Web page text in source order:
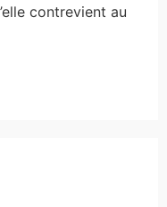
contrevient au